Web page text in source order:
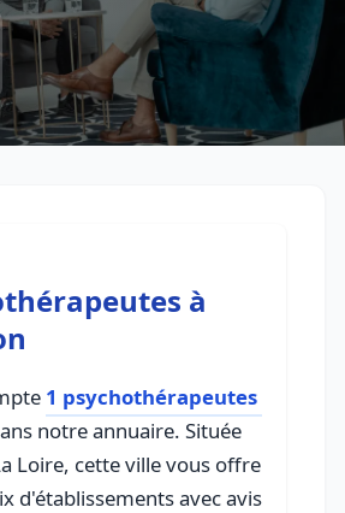
à
1 psychothérapeutes
notre annuaire. Située
Loire, cette ville vous offre
d'établissements avec avis